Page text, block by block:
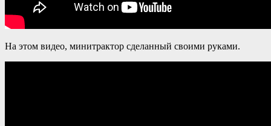
На этом видео, минитрактор сделанный своими руками.